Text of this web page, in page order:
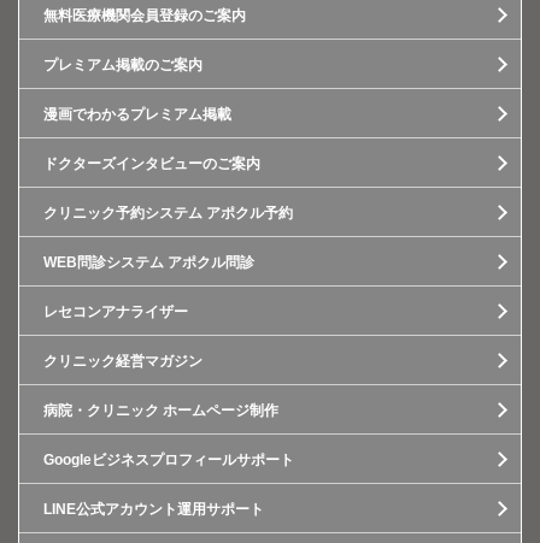
無料医療機関会員登録のご案内
プレミアム掲載のご案内
漫画でわかるプレミアム掲載
ドクターズインタビューのご案内
クリニック予約システム アポクル予約
WEB問診システム アポクル問診
レセコンアナライザー
クリニック経営マガジン
病院・クリニック ホームページ制作
Googleビジネスプロフィールサポート
LINE公式アカウント運用サポート